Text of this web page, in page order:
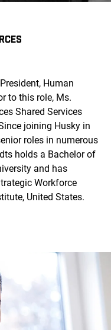
Human
to this role, Ms.
Shared Services
joining Husky in
roles in numerous
holds a Bachelor of
and has
Workforce
United States.